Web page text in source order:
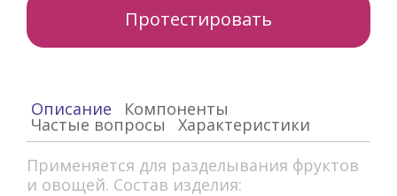
Протестировать
Описание Компоненты
Частые вопросы
Характеристики
Применяется для разделывания фруктов
и овощей. Состав изделия: